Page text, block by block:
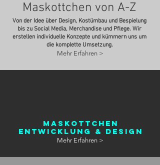
Maskottchen von A-Z
Von der Idee über Design, Kostümbau und Bespielung
bis zu Social Media, Merchandise und Pflege. Wir
erstellen individuelle Konzepte und kümmern uns um
die komplette Umsetzung.
Mehr Erfahren >
Maskottchen
Entwicklung & Design
Mehr Erfahren >